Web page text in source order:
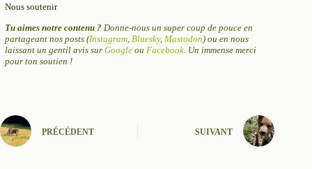
Nous soutenir
Tu aimes notre contenu ? Donne-nous un super coup de pouce en
partageant nos posts (Instagram Bluesky, Mastodon) ou en nous
laissant un gentil avis surGoogle ou Facebook . Un immense merci
pour ton soutien !
PRÉCÉDENT SUIVANT